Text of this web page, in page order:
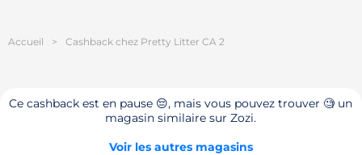
Accueil > Cashback chez Pretty Litter CA 2
Ce cashback est en pause 😔, mais vous pouvez trouver 🧐 un
magasin similaire sur Zozi.
Voir les autres magasins